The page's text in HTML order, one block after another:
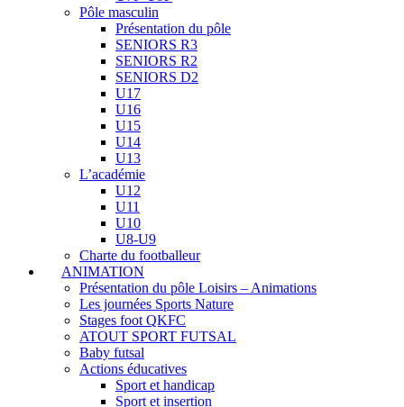
Pôle masculin
Présentation du pôle
SENIORS R3
SENIORS R2
SENIORS D2
U17
U16
U15
U14
U13
L’académie
U12
U11
U10
U8-U9
Charte du footballeur
ANIMATION
Présentation du pôle Loisirs – Animations
Les journées Sports Nature
Stages foot QKFC
ATOUT SPORT FUTSAL
Baby futsal
Actions éducatives
Sport et handicap
Sport et insertion